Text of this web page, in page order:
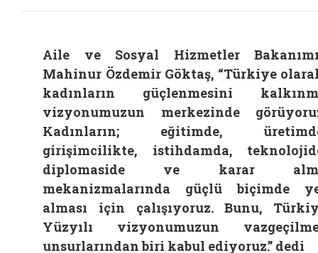
Aile ve Sosyal Hizmetler
Mahinur Özdemir Göktaş, “Türkiye
kadınların güçlenmesini
vizyonumuzun merkezinde
Kadınların; eğitimde,
girişimcilikte, istihdamda,
diplomaside ve karar
mekanizmalarında güçlü biçimde
alması için çalışıyoruz. Bunu,
Yüzyılı vizyonumuzun
unsurlarından biri kabul ediyoruz.” dedi